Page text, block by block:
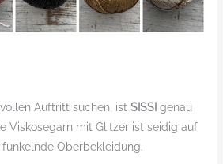
Auftritt suchen, istSISSI genau
Viskosegarn mit Glitzer ist seidig auf
Oberbekleidung.